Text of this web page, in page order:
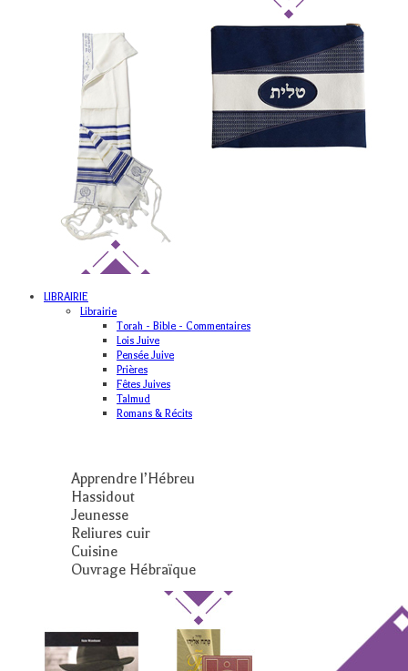
LIBRAIRIE
Librairie
Torah - Bible - Commentaires
Lois Juive
Pensée Juive
Prières
Fêtes Juives
Talmud
Romans & Récits
Apprendre l’Hébreu
Hassidout
Jeunesse
Reliures cuir
Cuisine
Ouvrage Hébraïque